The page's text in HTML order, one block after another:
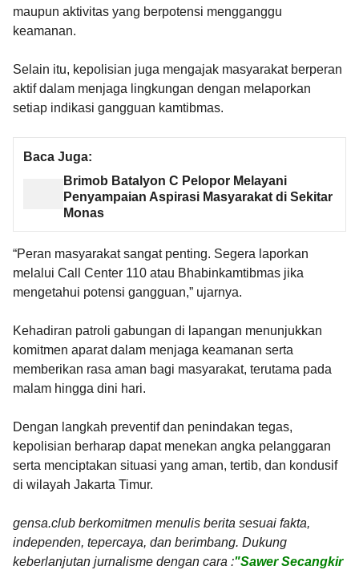
maupun aktivitas yang berpotensi mengganggu
keamanan.
Selain itu, kepolisian juga mengajak masyarakat berperan
aktif dalam menjaga lingkungan dengan melaporkan
setiap indikasi gangguan kamtibmas.
Baca Juga:
Brimob Batalyon C Pelopor Melayani
Penyampaian Aspirasi Masyarakat di Sekitar
Monas
“Peran masyarakat sangat penting. Segera laporkan
melalui Call Center 110 atau Bhabinkamtibmas jika
mengetahui potensi gangguan,” ujarnya.
Kehadiran patroli gabungan di lapangan menunjukkan
komitmen aparat dalam menjaga keamanan serta
memberikan rasa aman bagi masyarakat, terutama pada
malam hingga dini hari.
Dengan langkah preventif dan penindakan tegas,
kepolisian berharap dapat menekan angka pelanggaran
serta menciptakan situasi yang aman, tertib, dan kondusif
di wilayah Jakarta Timur.
gensa.club berkomitmen menulis berita sesuai fakta,
independen, tepercaya, dan berimbang. Dukung
keberlanjutan jurnalisme dengan cara :"Sawer Secangkir